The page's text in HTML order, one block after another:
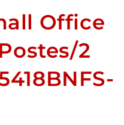
Office
2